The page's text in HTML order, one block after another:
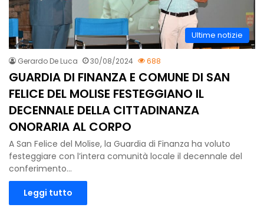
Ultime notizie
Gerardo De Luca 30/08/2024 688
GUARDIA DI FINANZA E COMUNE DI SAN
FELICE DEL MOLISE FESTEGGIANO IL
DECENNALE DELLA CITTADINANZA
ONORARIA AL CORPO
A San Felice del Molise, la Guardia di Finanza ha voluto
festeggiare con l’intera comunità locale il decennale del
conferimento…
Leggi tutto